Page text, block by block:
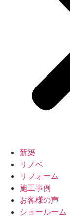
新築
リノベ
リフォーム
施工事例
お客様の声
ショールーム